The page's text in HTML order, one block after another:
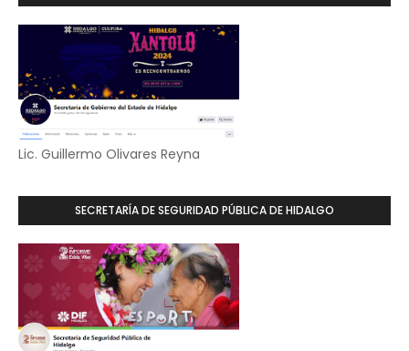
Lic. Guillermo Olivares Reyna
SECRETARÍA DE SEGURIDAD PÚBLICA DE HIDALGO